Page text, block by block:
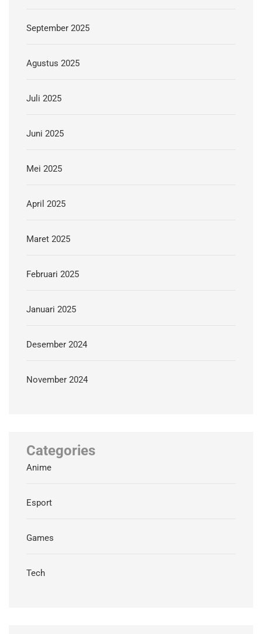
September 2025
Agustus 2025
Juli 2025
Juni 2025
Mei 2025
April 2025
Maret 2025
Februari 2025
Januari 2025
Desember 2024
November 2024
Categories
Anime
Esport
Games
Tech